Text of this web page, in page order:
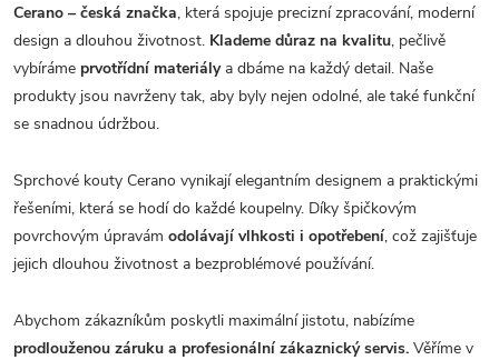
Cerano – česká značka, která spojuje precizní zpracování, moderní
design a dlouhou životnost. Klademe důraz na kvalitu, pečlivě
vybíráme prvotřídní materiálya dbáme na každý detail. Naše
produkty jsou navrženy tak, aby byly nejen odolné, ale také funkční
se snadnou údržbou.
Sprchové kouty Cerano vynikají elegantním designem a praktickými
řešeními, která se hodí do každé koupelny. Díky špičkovým
povrchovým úpravám odolávají vlhkosti i opotřebení, což zajišťuje
jejich dlouhou životnost a bezproblémové používání.
Abychom zákazníkům poskytli maximální jistotu, nabízíme
prodlouženou záruku a profesionální zákaznický servis. Věříme v